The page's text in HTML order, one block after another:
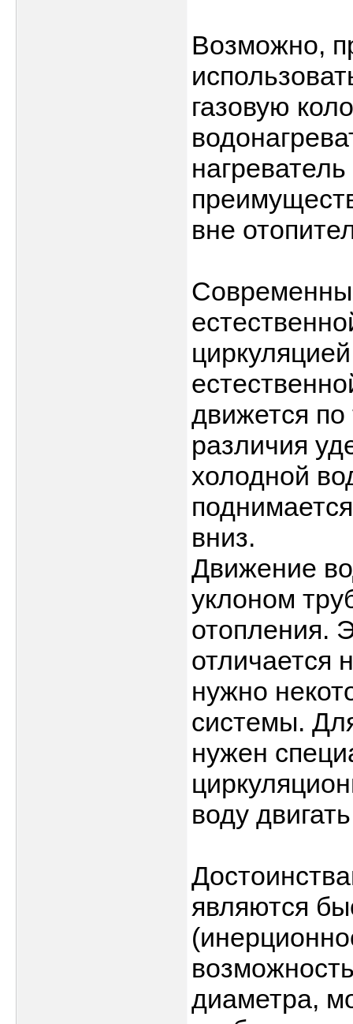
Возможно,
газовую
вне
движется по
различия
холодной
вниз.
Движение
уклоном
отопления.
отличается
нужно
системы.
нужен
воду
являются
диаметра,